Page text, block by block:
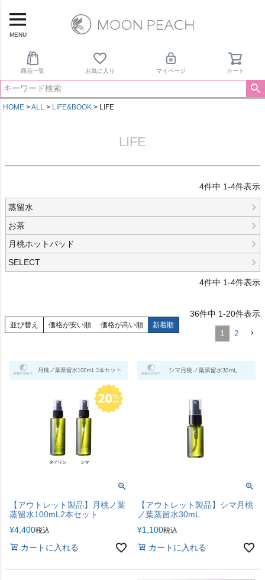
MENU
商品一覧 お気に入り マイページ カート
HOME ALL LIFE&BOOK LIFE
LIFE
4件中 1-4件表示
蒸留水
お茶
月桃ホットパッド
SELECT
4件中 1-4件表示
並び替え 価格が安い順 価格が高い順 新着順
36件中 1-20件表示
1 2
【アウトレット製品】月桃ノ葉
蒸留水100mL2本セット
¥4,400税込
カートに入れる
【アウトレット製品】シマ月桃
ノ葉蒸留水30mL
¥1,100税込
カートに入れる